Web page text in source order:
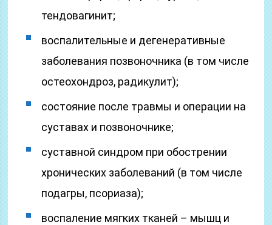
тендовагинит;
воспалительные и дегенеративные
заболевания позвоночника (в том числе
остеохондроз, радикулит);
состояние после травмы и операции на
суставах и позвоночнике;
суставной синдром при обострении
хронических заболеваний (в том числе
подагры, псориаза);
воспаление мягких тканей – мышц и